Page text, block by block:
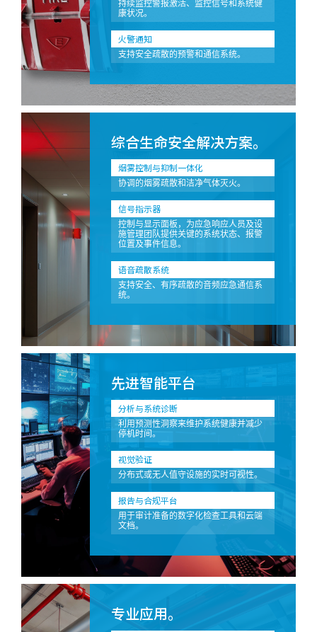
持续监控警报激活、监控信号和系统健
康状况。
火警通知
支持安全疏散的预警和通信系统。
综合生命安全解决方案。
烟雾控制与抑制一体化
协调的烟雾疏散和洁净气体灭火。
信号指示器
控制与显示面板，为应急响应人员及设
施管理团队提供关键的系统状态、报警
位置及事件信息。
语音疏散系统
支持安全、有序疏散的音频应急通信系
统。
先进智能平台
分析与系统诊断
利用预测性洞察来维护系统健康并减少
停机时间。
视觉验证
分布式或无人值守设施的实时可视性。
报告与合规平台
用于审计准备的数字化检查工具和云端
文档。
专业应用。